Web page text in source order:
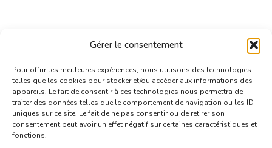
Gérer le consentement
Pour offrir les meilleures expériences, nous utilisons des technologies
telles que les cookies pour stocker et/ou accéder aux informations des
appareils. Le fait de consentir à ces technologies nous permettra de
traiter des données telles que le comportement de navigation ou les ID
uniques sur ce site. Le fait de ne pas consentir ou de retirer son
consentement peut avoir un effet négatif sur certaines caractéristiques et
fonctions.